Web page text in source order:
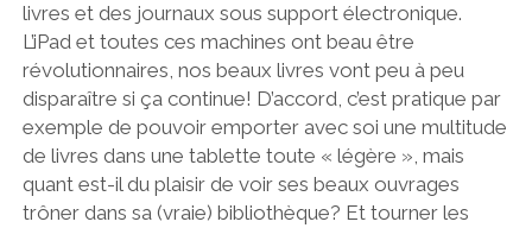
livres et des journaux sous support électronique.
L’iPad et toutes ces machines ont beau être
révolutionnaires, nos beaux livres vont peu à peu
disparaître si ça continue! D’accord, c’est pratique par
exemple de pouvoir emporter avec soi une multitude
de livres dans une tablette toute « légère », mais
quant est-il du plaisir de voir ses beaux ouvrages
trôner dans sa (vraie) bibliothèque? Et tourner les